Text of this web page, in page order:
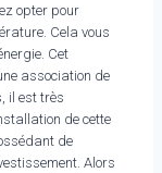
opter pour
Cela vous
Cet
association de
il est très
de cette
de
Alors